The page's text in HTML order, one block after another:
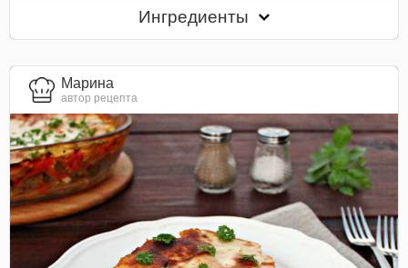
Ингредиенты
Марина
автор рецепта